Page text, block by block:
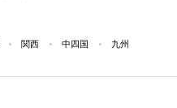
関西 中四国 九州